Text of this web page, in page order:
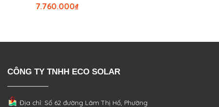
₫
7.760.000
CÔNG TY TNHH ECO SOLAR
Địa chỉ: Số 62 đường Lâm Thị Hố, Phường